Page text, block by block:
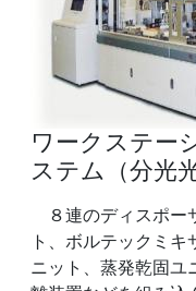
ワークステー
ステム（分光
８連のディスポー
ト、ボルテックミ
ニット、蒸発乾固ユ